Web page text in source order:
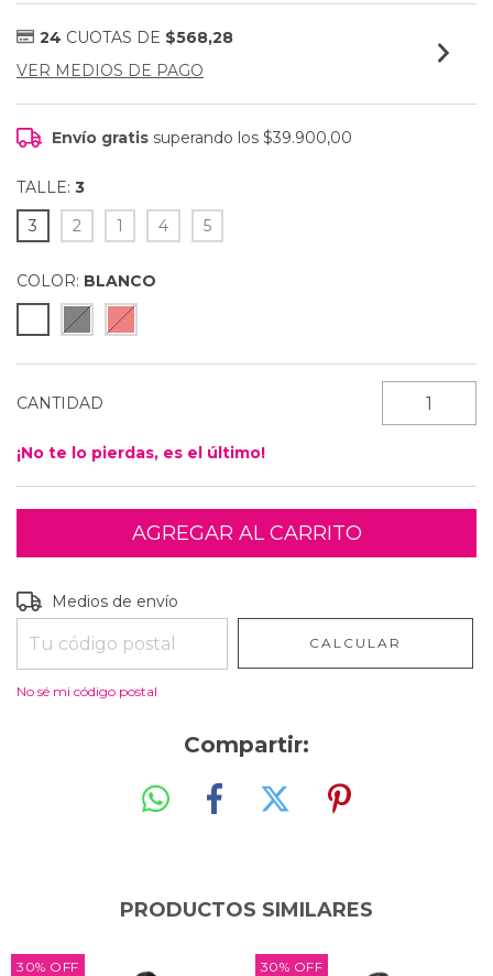
24 CUOTAS DE $568,28
VER MEDIOS DE PAGO
Envío gratis superando los$39.900,00
TALLE: 3
3
2 1 4 5
COLOR: BLANCO
CANTIDAD
¡No te lo pierdas, es el último!
Entregas para el CP:
Medios de envío
CALCULAR
No sé mi código postal
Compartir:
PRODUCTOS SIMILARES
30% OFF 30% OFF